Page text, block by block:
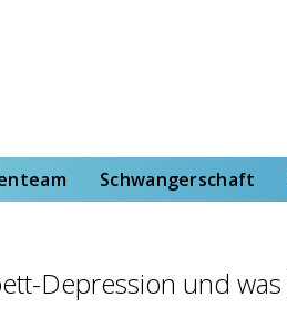
Schwangerschaft
Depression und was